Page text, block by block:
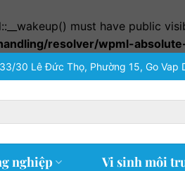
must have public
resolver/wpml-
30 Lê Đức Thọ, Phường 15, Go Vap
nghiệp Vi sinh môi